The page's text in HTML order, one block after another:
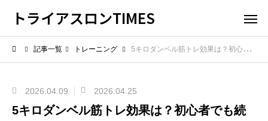
トライアスロンTIMES
記事一覧 トレーニング 5キロダンベル筋トレ効果は？初心者でも続けやすい活用法を解説
2026.04.09 2026.04.25
5キロダンベル筋トレ効果は？初心者でも続